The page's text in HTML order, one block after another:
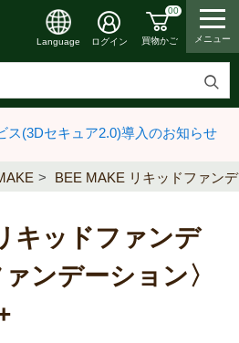
検
す
Language ログイン
00
買物かご メニュー
ス(3Dセキュア2.0)導入のお知らせ
BEE MAKE リキッドファン
キッドファンデ
ンデーション〉